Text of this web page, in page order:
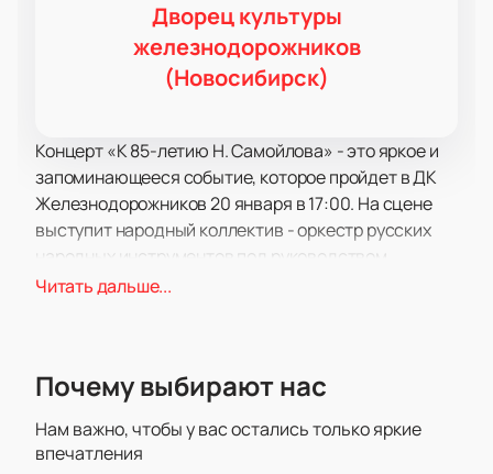
Дворец культуры
железнодорожников
(Новосибирск)
Концерт «К 85-летию Н. Самойлова» - это яркое и
запоминающееся событие, которое пройдет в ДК
Железнодорожников 20 января в 17:00. На сцене
выступит народный коллектив - оркестр русских
народных инструментов под руководством
заслуженного артиста России, Николая Самойлова.
дирижер оркестра, удостоенный высоких наград и
России, Кавалером ордена за заслуги перед
Отечеством II степени и лауреатом премии
Читать дальше...
Почему выбирают нас
Нам важно, чтобы у вас остались только яркие
впечатления